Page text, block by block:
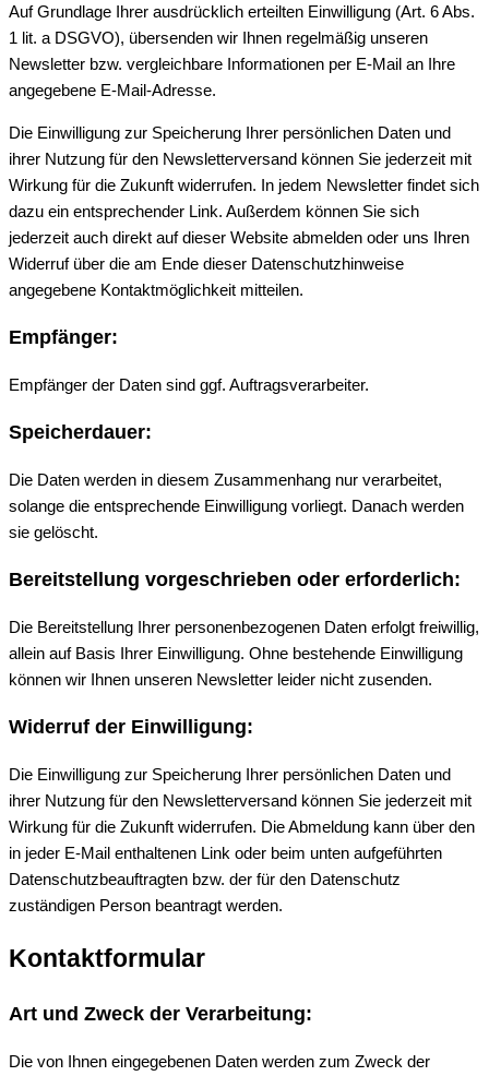
Auf Grundlage Ihrer ausdrücklich erteilten Einwilligung (Art. 6 Abs.
1 lit. a DSGVO), übersenden wir Ihnen regelmäßig unseren
Newsletter bzw. vergleichbare Informationen per E-Mail an Ihre
angegebene E-Mail-Adresse.
Die Einwilligung zur Speicherung Ihrer persönlichen Daten und
ihrer Nutzung für den Newsletterversand können Sie jederzeit mit
Wirkung für die Zukunft widerrufen. In jedem Newsletter findet sich
dazu ein entsprechender Link. Außerdem können Sie sich
jederzeit auch direkt auf dieser Website abmelden oder uns Ihren
Widerruf über die am Ende dieser Datenschutzhinweise
angegebene Kontaktmöglichkeit mitteilen.
Empfänger:
Empfänger der Daten sind ggf. Auftragsverarbeiter.
Speicherdauer:
Die Daten werden in diesem Zusammenhang nur verarbeitet,
solange die entsprechende Einwilligung vorliegt. Danach werden
sie gelöscht.
Bereitstellung vorgeschrieben oder erforderlich:
Die Bereitstellung Ihrer personenbezogenen Daten erfolgt freiwillig,
allein auf Basis Ihrer Einwilligung. Ohne bestehende Einwilligung
können wir Ihnen unseren Newsletter leider nicht zusenden.
Widerruf der Einwilligung:
Die Einwilligung zur Speicherung Ihrer persönlichen Daten und
ihrer Nutzung für den Newsletterversand können Sie jederzeit mit
Wirkung für die Zukunft widerrufen. Die Abmeldung kann über den
in jeder E-Mail enthaltenen Link oder beim unten aufgeführten
Datenschutzbeauftragten bzw. der für den Datenschutz
zuständigen Person beantragt werden.
Kontaktformular
Art und Zweck der Verarbeitung:
Die von Ihnen eingegebenen Daten werden zum Zweck der